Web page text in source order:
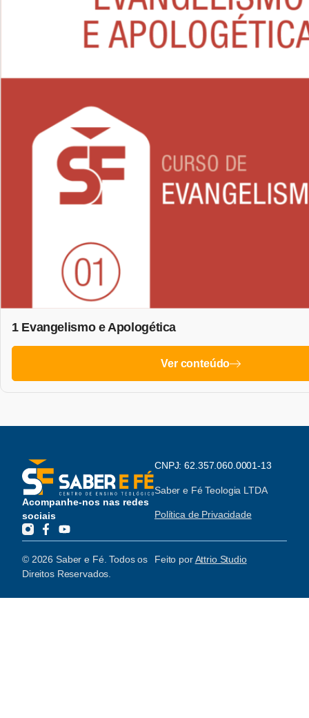
1 Evangelismo e Apologética
Ver conteúdo
Acompanhe-nos nas redes
sociais
CNPJ: 62.357.060.0001-13
Saber e Fé Teologia LTDA
Política de Privacidade
© 2026 Saber e Fé. Todos os
Direitos Reservados.
Feito porAttrio Studio